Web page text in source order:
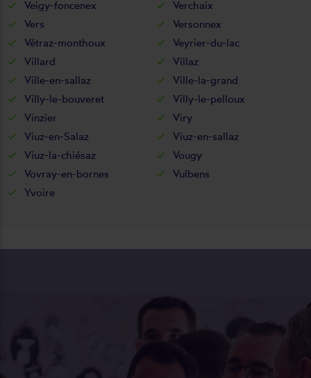
Veigy-foncenex
Verchaix
Vers
Versonnex
Vétraz-monthoux
Veyrier-du-lac
Villard
Villaz
Ville-en-sallaz
Ville-la-grand
Villy-le-bouveret
Villy-le-pelloux
Vinzier
Viry
Viuz-en-Salaz
Viuz-en-sallaz
Viuz-la-chiésaz
Vougy
Vovray-en-bornes
Vulbens
Yvoire